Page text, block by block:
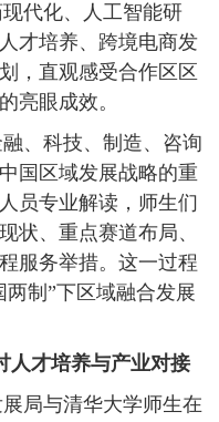
代化、人工智能研
才培养、跨境电商发
，直观感受合作区区
亮眼成效。
、科技、制造、咨询
国区域发展战略的重
员专业解读，师生们
状、重点赛道布局、
服务举措。这一过程
制”下区域融合发展
人才培养与产业对接
局与清华大学师生在